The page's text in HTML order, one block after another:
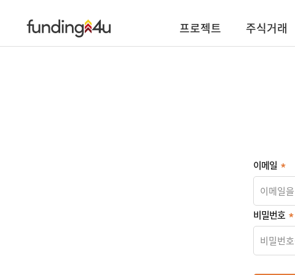
프로젝트 주식거래
이메일
비밀번호